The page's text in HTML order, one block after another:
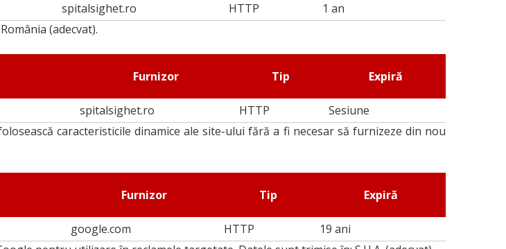
spitalsighet.ro HTTP
1 an
(adecvat).
Furnizor Tip Expiră
spitalsighet.ro HTTP
Sesiune
caracteristicile dinamice ale site-ului fără a fi necesar să furnizeze din nou
Furnizor Tip Expiră
google.com HTTP
19 ani